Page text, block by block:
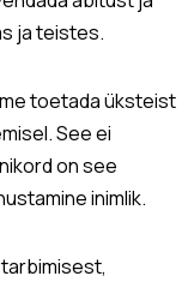
ja teistes.
toetada üksteist
See ei
on see
inimlik.